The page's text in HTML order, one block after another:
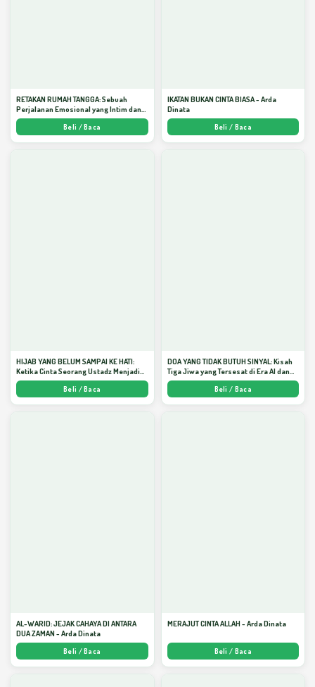
RETAKAN RUMAH TANGGA: Sebuah
Perjalanan Emosional yang Intim dan
Mendalam - Arda Dinata
Beli / Baca
IKATAN BUKAN CINTA BIASA - Arda
Dinata
Beli / Baca
HIJAB YANG BELUM SAMPAI KE HATI:
Ketika Cinta Seorang Ustadz Menjadi
Cermin yang Paling Kejam - Arda
Beli / Baca
DOA YANG TIDAK BUTUH SINYAL: Kisah
Tiga Jiwa yang Tersesat di Era AI dan
Menemukan Jalan Pulang di Bulan
Ramadhan" - Arda Dinata
Beli / Baca
AL-WARID: JEJAK CAHAYA DI ANTARA
DUA ZAMAN - Arda Dinata
Beli / Baca
MERAJUT CINTA ALLAH - Arda Dinata
Beli / Baca